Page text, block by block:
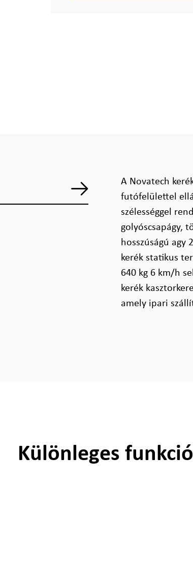
A Novatech
futófelülettel
szélességgel
golyóscsapágy,
hosszúságú
kerék statikus
640 kg 6 km/h
kerék
amely ipari
Különleges